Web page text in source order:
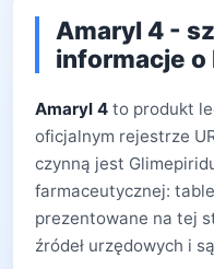
Amaryl 4 -
informacje o
Amaryl 4 to produkt
oficjalnym rejestrze
czynną jest
farmaceutycznej:
prezentowane na tej
źródeł urzędowych i